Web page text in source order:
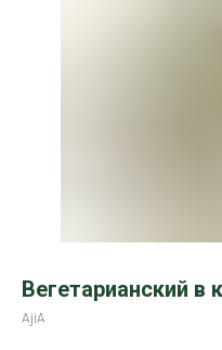
Вегетарианский в
AjiA